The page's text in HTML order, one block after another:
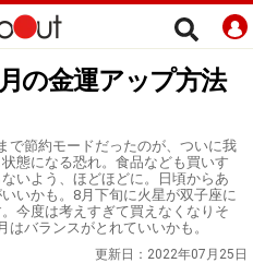
の金運アップ方法
で節約モードだったのが、ついに我
態になる恐れ。食品なども買いす
いよう、ほどほどに。日頃からあ
いかも。8月下旬に火星が双子座に
今度は考えすぎて買えなくなりそ
バランスがとれていいかも。
更新日： 2022年07月25日